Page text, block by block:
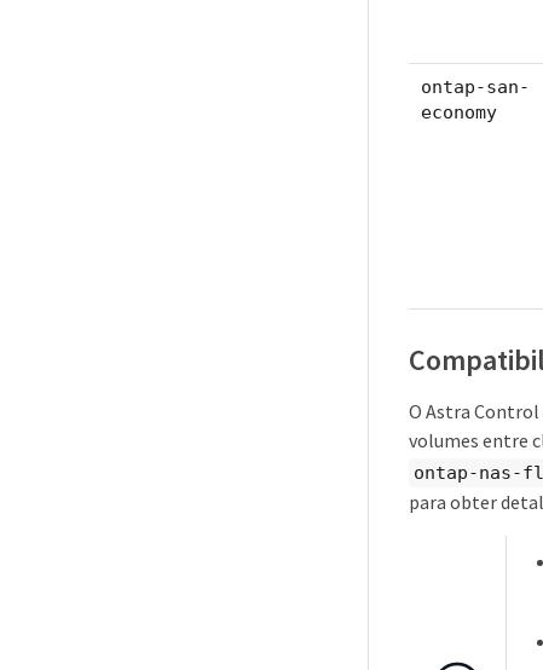
ontap-san-
economy
O Astra
volumes entre
ontap-nas-
para obter